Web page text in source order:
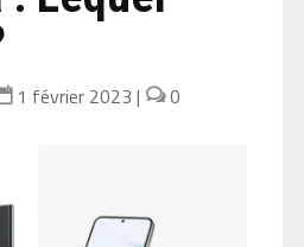
1 février 2023 |
0